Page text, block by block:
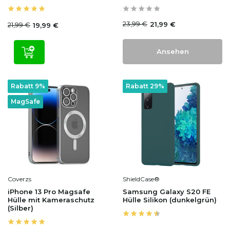
21,99 € 19,99 € 23,99 € 21,99 €
Ansehen
MagSafe
Rabatt 9%
Coverzs
iPhone 13 Pro Magsafe
Hülle mit Kameraschutz
(Silber)
Rabatt 29%
ShieldCase®
Samsung Galaxy S20 FE
Hülle Silikon (dunkelgrün)